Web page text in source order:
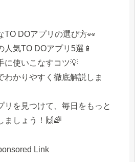
TO DOアプリの選び方👀
人気TO DOアプリ5選📱
に使いこなすコツ💡
わかりやすく徹底解説しま
リを見つけて、毎日をもっと
ましょう！🙌🌈
Link